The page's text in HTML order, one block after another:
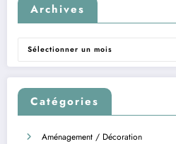
Archives
Archives
Catégories
Aménagement / Décoration